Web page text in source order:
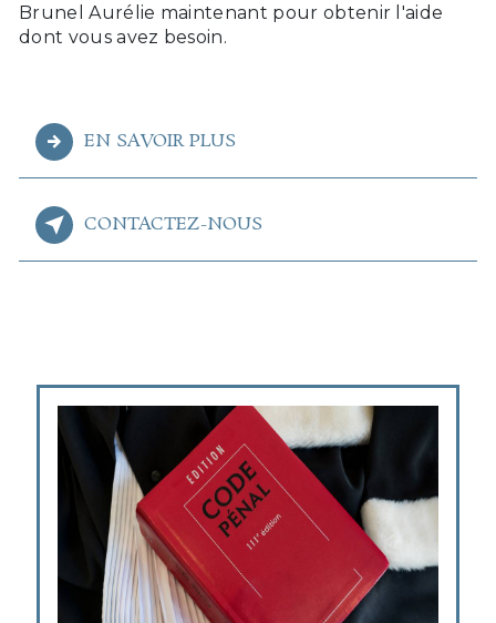
Brunel Aurélie maintenant pour obtenir l'aide
dont vous avez besoin.
EN SAVOIR PLUS
CONTACTEZ-NOUS